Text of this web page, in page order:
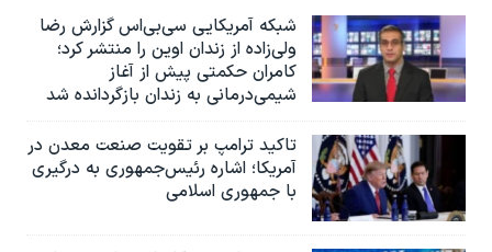
شبکه آمریکایی سی‌بی‌‌اس گزارش رضا
ولی‌زاده از زندان اوین را منتشر کرد؛
کامران حکمتی پیش از آغاز
شیمی‌درمانی به زندان بازگردانده شد
تاکید ترامپ بر تقویت صنعت معدن در
آمریکا؛ اشاره رئیس‌جمهوری به درگیری
با جمهوری اسلامی